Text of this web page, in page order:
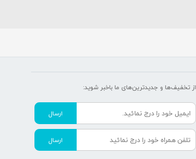
از تخفیف‌ها و جدیدترین‌های ما‌ باخبر شوید:
ارسال
ارسال